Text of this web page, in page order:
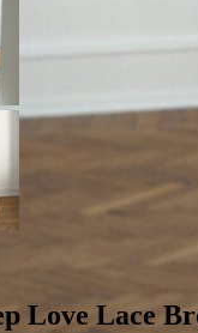
Love Lace